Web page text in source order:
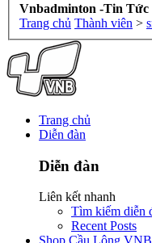
Vnbadminton -Tin Tức
Trang chủ Thành viên >
Trang chủ
Diễn đàn
Diễn đàn
Liên kết nhanh
Tìm kiếm diễn
Recent Posts